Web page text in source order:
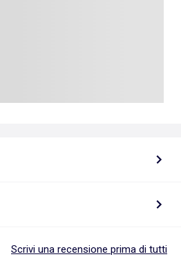
Scrivi una recensione prima di tutti